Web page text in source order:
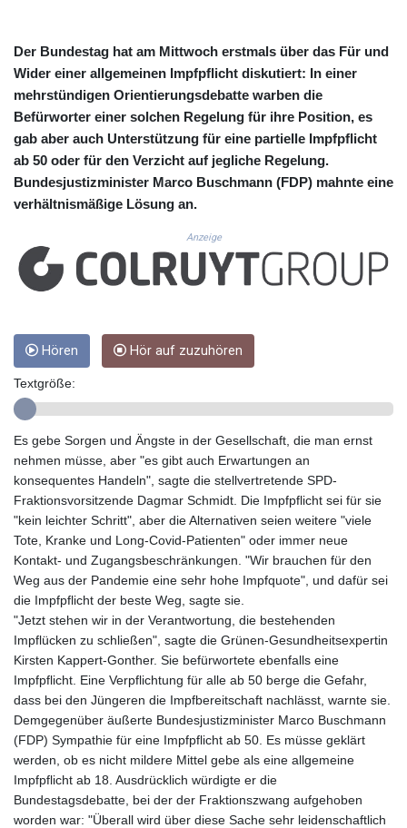
CVE 110.26363
DJF 205.267449
DKK 7.477932
DOP 67.289164
DZD 152.967099
EGP 57.293288
ERN 17.342035
FKP 0.857252
GBP 0.858527
GEL 3.017966
GIP 0.857252
GMD 84.980421
GTQ 8.794891
HKD 9.066767
HNL 30.895616
HRK 7.536622
HTG 150.718127
HUF 363.096405
IDR 20580.370421
ILS 3.468234
IMP 0.857252
INR 110.076256
IQD 1509.981237
IRR
1590322.371805
ISK 142.598215
JEP 0.857252
JMD 183.057725
JOD 0.819746
JPY 182.445186
KES 149.158147
KGS 101.104505
KHR 4681.941823
Der Bundestag hat am Mittwoch erstmals über das Für und
Wider einer allgemeinen Impfpflicht diskutiert: In einer
mehrstündigen Orientierungsdebatte warben die
Befürworter einer solchen Regelung für ihre Position, es
gab aber auch Unterstützung für eine partielle Impfpflicht
ab 50 oder für den Verzicht auf jegliche Regelung.
Bundesjustizminister Marco Buschmann (FDP) mahnte eine
verhältnismäßige Lösung an.
Anzeige
Hören Hör auf zuzuhören
Textgröße:
Es gebe Sorgen und Ängste in der Gesellschaft, die man ernst
nehmen müsse, aber "es gibt auch Erwartungen an
konsequentes Handeln", sagte die stellvertretende SPD-
Fraktionsvorsitzende Dagmar Schmidt. Die Impfpflicht sei für sie
"kein leichter Schritt", aber die Alternativen seien weitere "viele
Tote, Kranke und Long-Covid-Patienten" oder immer neue
Kontakt- und Zugangsbeschränkungen. "Wir brauchen für den
Weg aus der Pandemie eine sehr hohe Impfquote", und dafür sei
die Impfpflicht der beste Weg, sagte sie.
"Jetzt stehen wir in der Verantwortung, die bestehenden
Impflücken zu schließen", sagte die Grünen-Gesundheitsexpertin
Kirsten Kappert-Gonther. Sie befürwortete ebenfalls eine
Impfpflicht. Eine Verpflichtung für alle ab 50 berge die Gefahr,
dass bei den Jüngeren die Impfbereitschaft nachlässt, warnte sie.
Demgegenüber äußerte Bundesjustizminister Marco Buschmann
(FDP) Sympathie für eine Impfpflicht ab 50. Es müsse geklärt
werden, ob es nicht mildere Mittel gebe als eine allgemeine
Impfpflicht ab 18. Ausdrücklich würdigte er die
Bundestagsdebatte, bei der der Fraktionszwang aufgehoben
worden war: "Überall wird über diese Sache sehr leidenschaftlich